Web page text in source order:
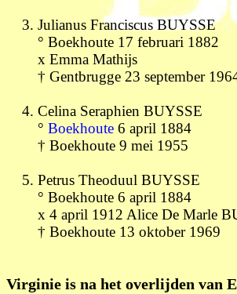
Julianus Franciscus BUYSSE
° Boekhoute 17 februari 1882
x Emma Mathijs
† Gentbrugge 23 september
Celina Seraphien BUYSSE
° Boekhoute 6 april 1884
† Boekhoute 9 mei 1955
Petrus Theoduul BUYSSE
° Boekhoute 6 april 1884
x 4 april 1912 Alice De Marle
† Boekhoute 13 oktober 1969
Virginie is na het overlijden van